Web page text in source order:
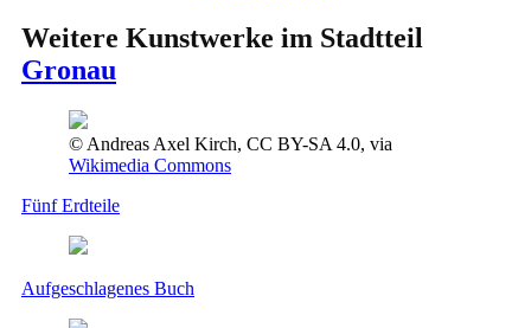
Weitere Kunstwerke im Stadtteil
Gronau
© Andreas Axel Kirch, CC BY-SA 4.0, via
Wikimedia Commons
Fünf Erdteile
Aufgeschlagenes Buch